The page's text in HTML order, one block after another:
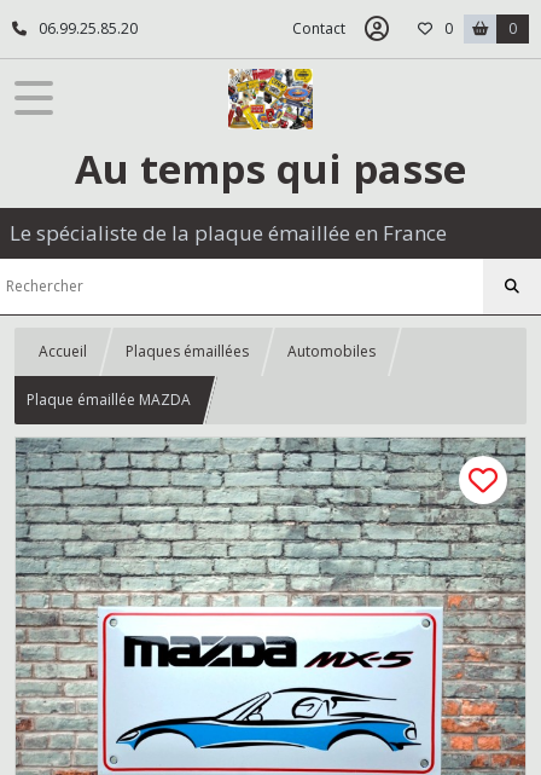
06.99.25.85.20 Contact 0 0
Au temps qui passe
Le spécialiste de la plaque émaillée en France
Accueil Plaques émaillées Automobiles
Plaque émaillée MAZDA